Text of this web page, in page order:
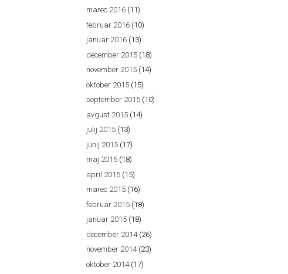
marec 2016 (11)
februar 2016 (10)
januar 2016 (13)
december 2015 (18)
november 2015 (14)
oktober 2015 (15)
september 2015 (10)
avgust 2015 (14)
julij 2015 (13)
junij 2015 (17)
maj 2015 (18)
april 2015 (15)
marec 2015 (16)
februar 2015 (18)
januar 2015 (18)
december 2014(26)
november 2014(23)
oktober 2014(17)